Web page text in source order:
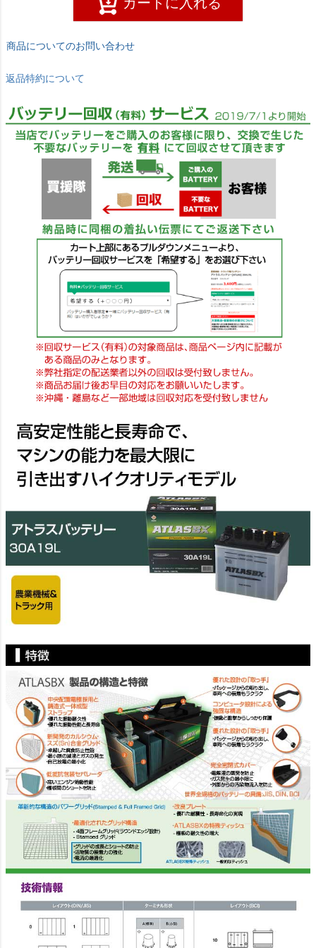
商品についてのお問い合わせ
返品特約について